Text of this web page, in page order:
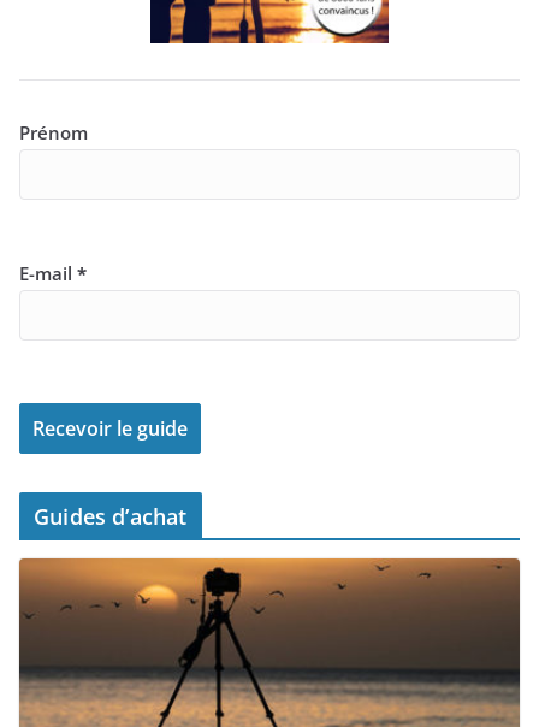
Prénom
E-mail *
Guides d’achat